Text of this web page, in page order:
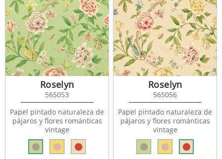
Roselyn
565053
Papel pintado naturaleza de
pájaros y flores románticas
vintage
Roselyn
565056
Papel pintado naturaleza de
pájaros y flores románticas
vintage